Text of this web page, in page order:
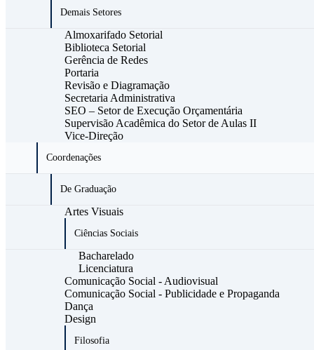
Demais Setores
Almoxarifado Setorial
Biblioteca Setorial
Gerência de Redes
Portaria
Revisão e Diagramação
Secretaria Administrativa
SEO – Setor de Execução Orçamentária
Supervisão Acadêmica do Setor de Aulas II
Vice-Direção
Coordenações
De Graduação
Artes Visuais
Ciências Sociais
Bacharelado
Licenciatura
Comunicação Social - Audiovisual
Comunicação Social - Publicidade e Propaganda
Dança
Design
Filosofia